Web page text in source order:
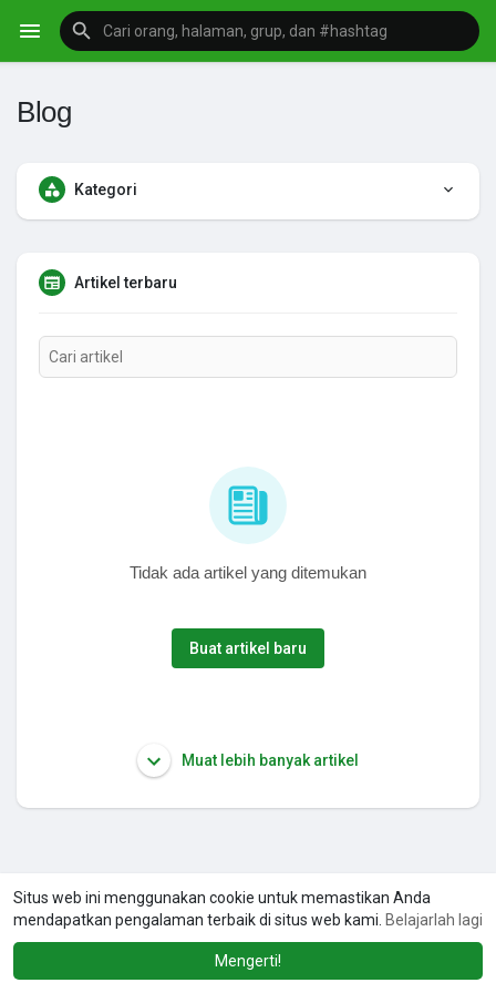
Situs web ini menggunakan cookie untuk memastikan Anda
mendapatkan pengalaman terbaik di situs web kami. Belajarlah lagi
Mengerti!
Blog
Kategori
Artikel terbaru
Tidak ada artikel yang ditemukan
Buat artikel baru
Muat lebih banyak artikel